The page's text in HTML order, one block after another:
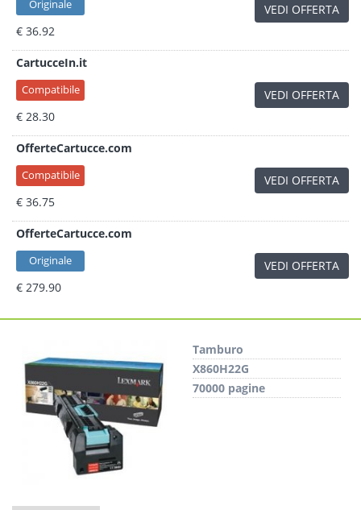
Originale
€ 36.92
VEDI OFFERTA
CartucceIn.it
Compatibile
€ 28.30
VEDI OFFERTA
OfferteCartucce.com
Compatibile
€ 36.75
VEDI OFFERTA
OfferteCartucce.com
Originale
€ 279.90
VEDI OFFERTA
Tamburo
X860H22G
70000 pagine